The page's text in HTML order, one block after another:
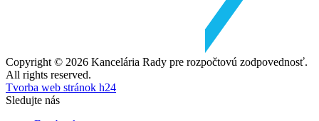
Copyright © 2026 Kancelária Rady pre rozpočtovú zodpovednosť.
All rights reserved.
Tvorba web stránok h24
Sledujte nás